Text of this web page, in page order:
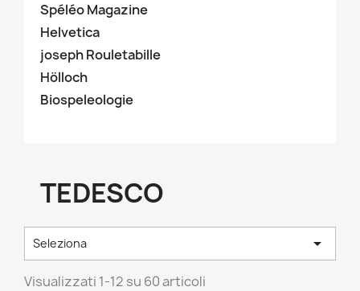
Spéléo Magazine
Helvetica
joseph Rouletabille
Hölloch
Biospeleologie
TEDESCO
Seleziona 
Visualizzati 1-12 su 60 articoli